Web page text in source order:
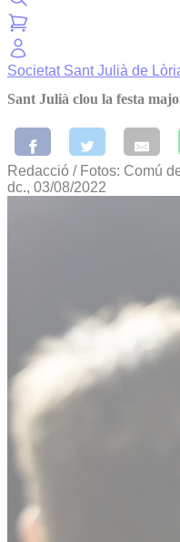
Societat Sant Julià de
Sant Julià clou la festa
Redacció / Fotos: Comú
dc., 03/08/2022